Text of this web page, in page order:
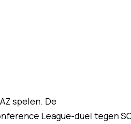
spelen. De
League-duel tegen